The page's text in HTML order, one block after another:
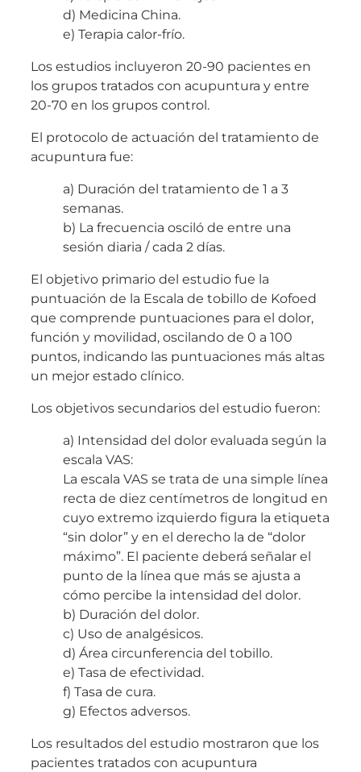
d) Medicina China.
e) Terapia calor-frío.
Los estudios incluyeron 20-90 pacientes en
los grupos tratados con acupuntura y entre
20-70 en los grupos control.
El protocolo de actuación del tratamiento de
acupuntura fue:
a) Duración del tratamiento de 1 a 3
semanas.
b) La frecuencia osciló de entre una
sesión diaria / cada 2 días.
El objetivo primario del estudio fue la
puntuación de la Escala de tobillo de Kofoed
que comprende puntuaciones para el dolor,
función y movilidad, oscilando de 0 a 100
puntos, indicando las puntuaciones más altas
un mejor estado clínico.
Los objetivos secundarios del estudio fueron:
a) Intensidad del dolor evaluada según la
escala VAS:
La escala VAS se trata de una simple línea
recta de diez centímetros de longitud en
cuyo extremo izquierdo figura la etiqueta
“sin dolor” y en el derecho la de “dolor
máximo”. El paciente deberá señalar el
punto de la línea que más se ajusta a
cómo percibe la intensidad del dolor.
b) Duración del dolor.
c) Uso de analgésicos.
d) Área circunferencia del tobillo.
e) Tasa de efectividad.
f) Tasa de cura.
g) Efectos adversos.
Los resultados del estudio mostraron que los
pacientes tratados con acupuntura